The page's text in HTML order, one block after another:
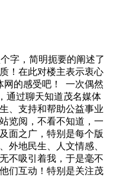
字，简明扼要的阐述了
！在此对楼主表示衷心
网的感受吧！ 一次偶然
通过聊天知道茂名媒体
、支持和帮助公益事业
览阅，不看不知道，一
面之广，特别是每个版
外地民生、人文情感、
不吸引着我，于是毫不
们互动！特别是关注茂